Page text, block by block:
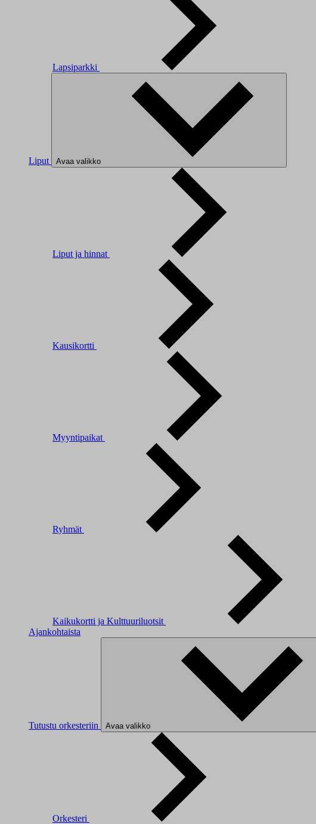
Lapsiparkki
Liput Avaa valikko
Liput ja hinnat
Kausikortti
Myyntipaikat
Ryhmät
Kaikukortti ja Kulttuuriluotsit
Ajankohtaista
Tutustu orkesteriin Avaa valikko
Orkesteri